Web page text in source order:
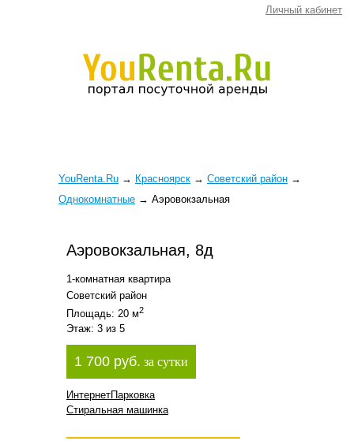
Личный кабинет
YouRenta.Ru → Красноярск → Советский район →
Однокомнатные → Аэровокзальная
Аэровокзальная, 8д
1-комнатная квартира
Советский район
Площадь: 20 м2
Этаж: 3 из 5
1 700 руб. за сутки
ИнтернетПарковка
Стиральная машинка